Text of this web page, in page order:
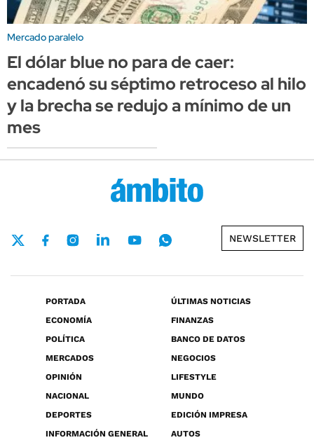
Mercado paralelo
El dólar blue no para de caer:
encadenó su séptimo retroceso al hilo
y la brecha se redujo a mínimo de un
mes
NEWSLETTER
PORTADA
ÚLTIMAS NOTICIAS
ECONOMÍA
FINANZAS
POLÍTICA
BANCO DE DATOS
MERCADOS
NEGOCIOS
OPINIÓN
LIFESTYLE
NACIONAL
MUNDO
DEPORTES
EDICIÓN IMPRESA
INFORMACIÓN GENERAL
AUTOS